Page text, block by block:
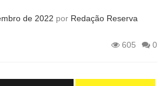
de 2022 por Redação Reserva
605
0